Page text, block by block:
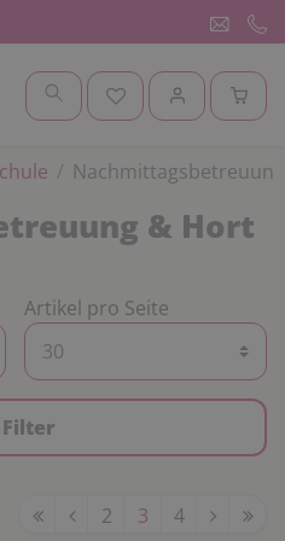
& Hort
Artikel pro Seite
Filter
2 3 4